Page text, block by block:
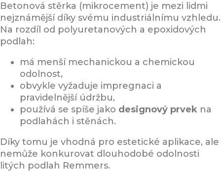
Betonová stěrka (mikrocement) je mezi lidmi
nejznámější díky svému industriálnímu vzhledu.
Na rozdíl od polyuretanových a epoxidových
podlah:
má menší mechanickou a chemickou
odolnost,
obvykle vyžaduje impregnaci a
pravidelnější údržbu,
používá se spíše jako designový prvek na
podlahách i stěnách.
Díky tomu je vhodná pro estetické aplikace, ale
nemůže konkurovat dlouhodobé odolnosti
litých podlah Remmers.